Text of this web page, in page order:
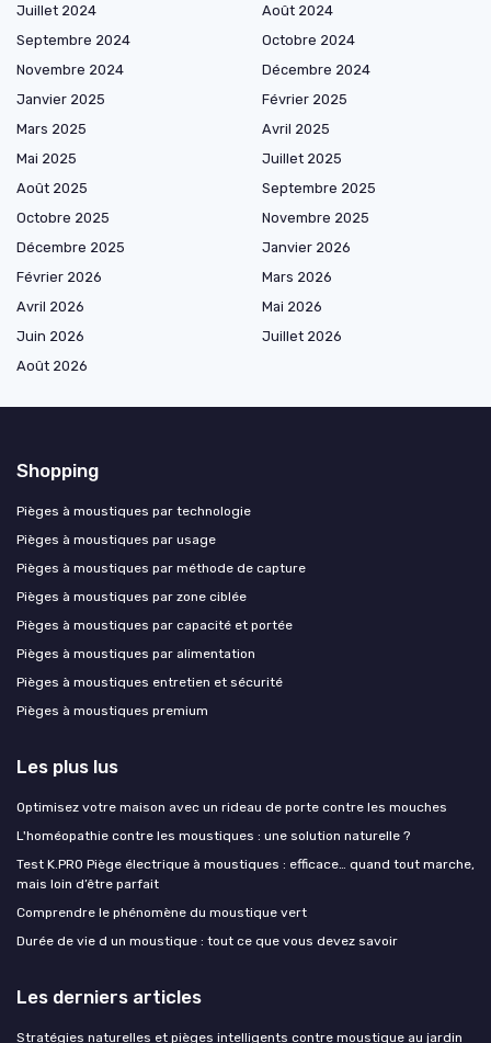
Juillet 2024
Août 2024
Septembre 2024
Octobre 2024
Novembre 2024
Décembre 2024
Janvier 2025
Février 2025
Mars 2025
Avril 2025
Mai 2025
Juillet 2025
Août 2025
Septembre 2025
Octobre 2025
Novembre 2025
Décembre 2025
Janvier 2026
Février 2026
Mars 2026
Avril 2026
Mai 2026
Juin 2026
Juillet 2026
Août 2026
Shopping
Pièges à moustiques par technologie
Pièges à moustiques par usage
Pièges à moustiques par méthode de capture
Pièges à moustiques par zone ciblée
Pièges à moustiques par capacité et portée
Pièges à moustiques par alimentation
Pièges à moustiques entretien et sécurité
Pièges à moustiques premium
Les plus lus
Optimisez votre maison avec un rideau de porte contre les mouches
L'homéopathie contre les moustiques : une solution naturelle ?
Test K.PRO Piège électrique à moustiques : efficace… quand tout marche,
mais loin d’être parfait
Comprendre le phénomène du moustique vert
Durée de vie d un moustique : tout ce que vous devez savoir
Les derniers articles
Stratégies naturelles et pièges intelligents contre moustique au jardin